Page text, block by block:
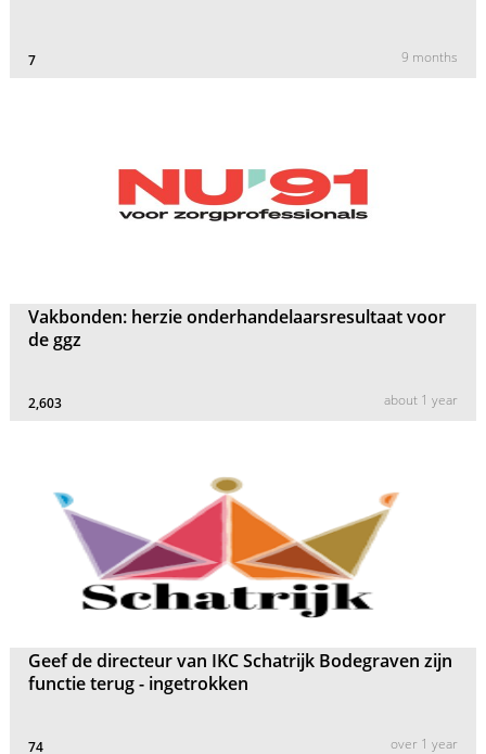
7 9 months
Vakbonden: herzie onderhandelaarsresultaat voor
de ggz
2,603 about 1 year
Geef de directeur van IKC Schatrijk Bodegraven zijn
functie terug - ingetrokken
74 over 1 year